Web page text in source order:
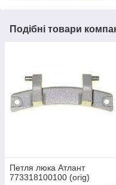
Подібні товари
Петля люка Атлант
773318100100 (orig)